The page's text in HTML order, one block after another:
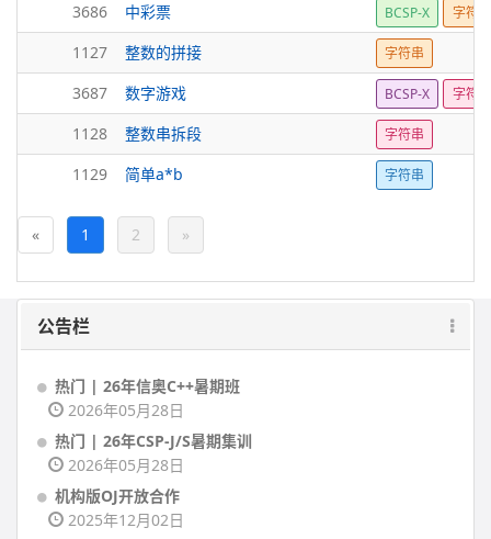
3686 中彩票 BCSP-X 字符串
1127 整数的拼接 字符串
3687 数字游戏 BCSP-X 字符串
1128 整数串拆段 字符串
1129 简单a*b 字符串
« 1 2 »
公告栏
热门 | 26年信奥C++暑期班
2026年05月28日
热门 | 26年CSP-J/S暑期集训
2026年05月28日
机构版OJ开放合作
2025年12月02日